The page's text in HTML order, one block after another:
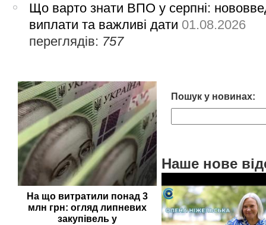
Що варто знати ВПО у серпні:
виплати та важливі дати 01.08.2026
переглядів: 757
На що витратили понад 3
млн грн: огляд липневих
закупівель у
Пошук у новинах:
Наше нове